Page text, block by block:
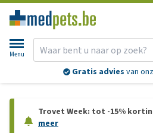
Menu
Gratis advies van
Trovet Week: tot -15%
meer